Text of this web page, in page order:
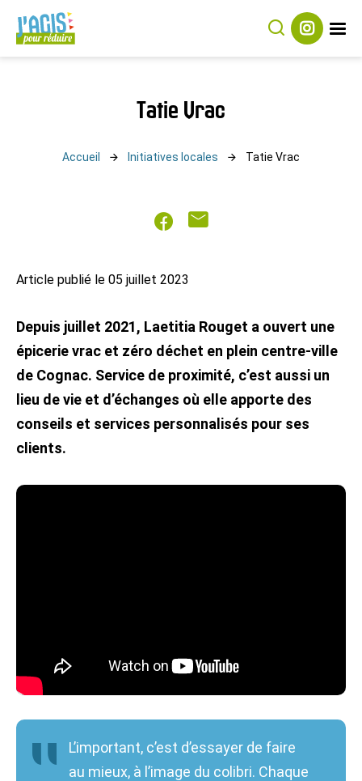
J’agis
Suivez-
nous
Rechercher
Tatie Vrac
Accueil Initiatives locales Tatie Vrac
PartagerPartager
Article publié le 05 juillet 2023
Depuis juillet 2021, Laetitia Rouget a ouvert une
épicerie vrac et zéro déchet en plein centre-ville
de Cognac. Service de proximité, c’est aussi un
lieu de vie et d’échanges où elle apporte des
conseils et services personnalisés pour ses
clients.
L’important, c’est d’essayer de faire
au mieux, à l’image du colibri. Chaque